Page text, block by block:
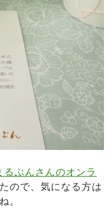
るぶんさんのオンラ
ので、気になる方は
。